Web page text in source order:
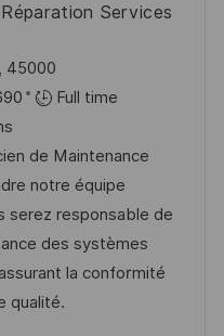
h
Services
45000
Full time
de Maintenance
notre équipe
serez responsable de
des systèmes
la conformité
qualité.